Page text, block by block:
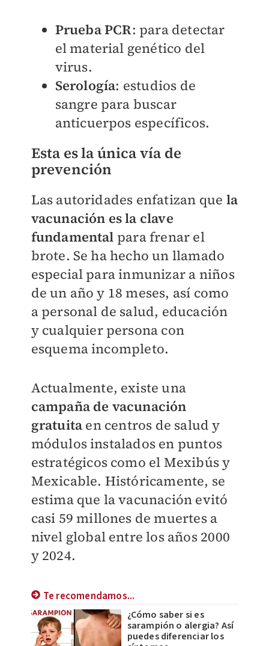
PruebaPCR: para detectar
el material genético del
virus.
Serología: estudios de
sangre para buscar
anticuerpos específicos.
Esta es la única vía de
prevención
Las autoridades enfatizan que la
vacunación es la clave
fundamental para frenar el
brote. Se ha hecho un llamado
especial para inmunizar a niños
de un año y 18 meses, así como
a personal de salud, educación
y cualquier persona con
esquema incompleto.
Actualmente, existe una
campaña de vacunación
gratuita en centros de salud y
módulos instalados en puntos
estratégicos como el Mexibús y
Mexicable. Históricamente, se
estima que la vacunación evitó
casi 59 millones de muertes a
nivel global entre los años 2000
y 2024.
Te recomendamos...
¿Cómo saber si es
sarampión o alergia? Así
puedes diferenciar los